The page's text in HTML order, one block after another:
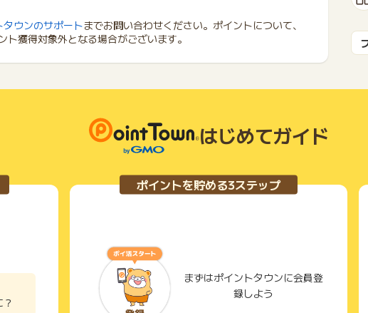
タウンのサポートまでお問い合わせください。ポイントについて、
獲得対象外となる場合がございます。
はじめてガイド
ポイントを貯める3ステップ
まずはポイントタウンに会員登
録しよう